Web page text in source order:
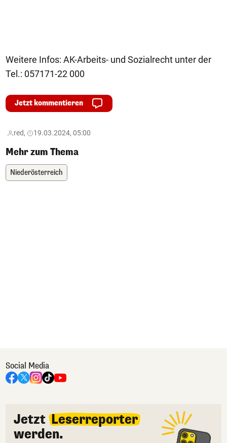
Weitere Infos: AK-Arbeits- und Sozialrecht unter der
Tel.: 057171-22 000
Jetzt kommentieren
red, 19.03.2024, 05:00
Mehr zum Thema
Niederösterreich
Social Media
Jetzt Leserreporter
werden.